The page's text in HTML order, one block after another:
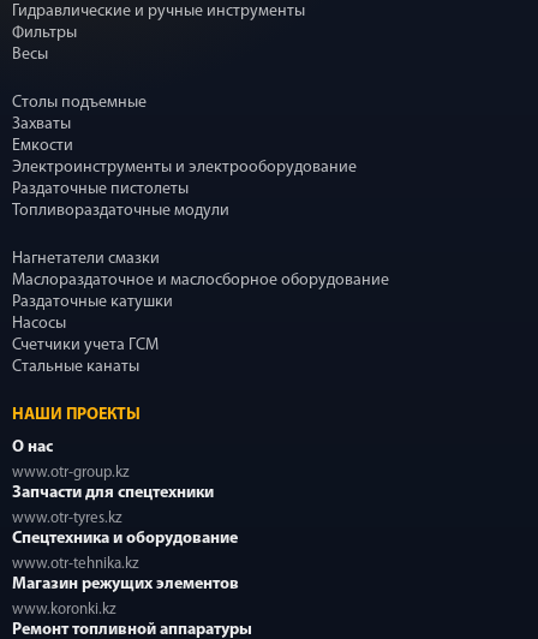
Гидравлические и ручные инструменты
Фильтры
Весы
Столы подъемные
Захваты
Емкости
Электроинструменты и электрооборудование
Раздаточные пистолеты
Топливораздаточные модули
Нагнетатели смазки
Маслораздаточное и маслосборное оборудование
Раздаточные катушки
Насосы
Счетчики учета ГСМ
Стальные канаты
НАШИ ПРОЕКТЫ
О нас
www.otr-group.kz
Запчасти для спецтехники
www.otr-tyres.kz
Спецтехника и оборудование
www.otr-tehnika.kz
Магазин режущих элементов
www.koronki.kz
Ремонт топливной аппаратуры